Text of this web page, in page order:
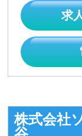
求
株式会社